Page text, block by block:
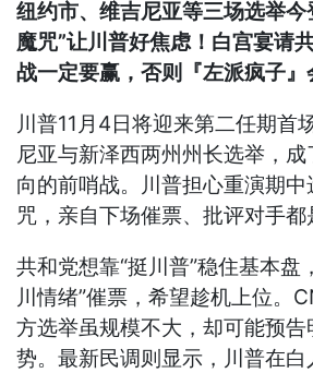
纽约市、维吉尼亚等三场选举今
魔咒”让川普好焦虑！白宫宴请
战一定要赢，否则『左派疯子』
川普11月4日将迎来第二任期首
尼亚与新泽西两州州长选举，
向的前哨战。川普担心重演期
咒，亲自下场催票、批评对手都
共和党想靠“挺川普”稳住基本盘
川情绪”催票，希望趁机上位。
方选举虽规模不大，却可能预告
势。最新民调则显示，川普在